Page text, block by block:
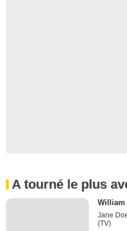
A tourné le plus
William
Jane
(TV)